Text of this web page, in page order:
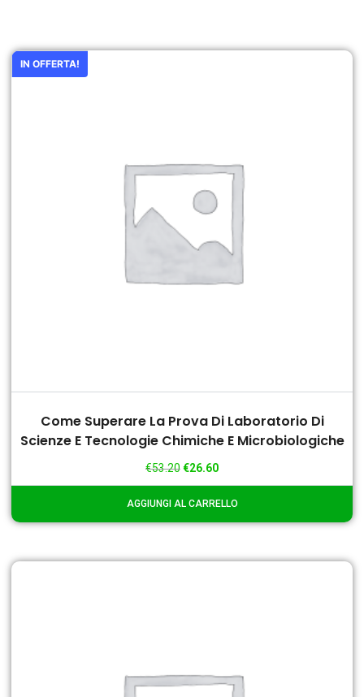
IN OFFERTA!
Come Superare La Prova Di Laboratorio Di
Scienze E Tecnologie Chimiche E Microbiologiche
€53.20€26.60
AGGIUNGI AL CARRELLO